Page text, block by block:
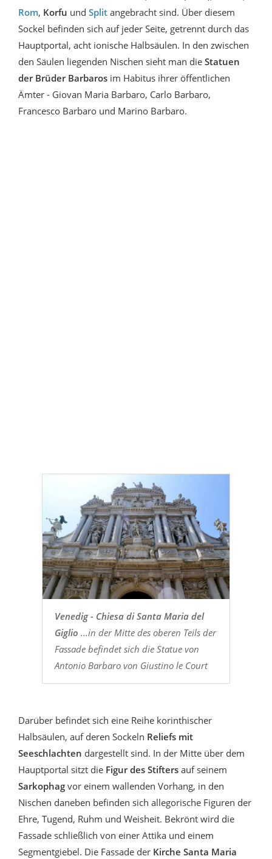
Rom, Korfu und Split angebracht sind. Über diesem
Sockel befinden sich auf jeder Seite, getrennt durch das
Hauptportal, acht ionische Halbsäulen. In den zwischen
den Säulen liegenden Nischen sieht man die Statuen
der Brüder Barbaros im Habitus ihrer öffentlichen
Ämter - Giovan Maria Barbaro, Carlo Barbaro,
Francesco Barbaro und Marino Barbaro.
Venedig - Chiesa di Santa Maria del
Giglio ...in der Mitte des oberen Teils der
Fassade befindet sich die Statue von
Antonio Barbaro von Giustino le Court
Darüber befindet sich eine Reihe korinthischer
Halbsäulen, auf deren Sockeln Reliefs mit
Seeschlachten dargestellt sind. In der Mitte über dem
Hauptportal sitzt die Figur des Stifters auf seinem
Sarkophag vor einem wallenden Vorhang, in den
Nischen daneben befinden sich allegorische Figuren der
Ehre, Tugend, Ruhm und Weisheit. Bekrönt wird die
Fassade schließlich von einer Attika und einem
Segmentgiebel. Die Fassade der Kirche Santa Maria